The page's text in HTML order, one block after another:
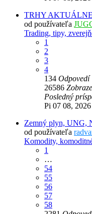
TRHY
od používateľa
Trading, tipy,
1
2
3
4
134 Odpovedí
26586
Posledný
Pi 07 08,
Zemný plyn, UNG,
od používateľa
Komodity,
1
…
54
55
56
57
58